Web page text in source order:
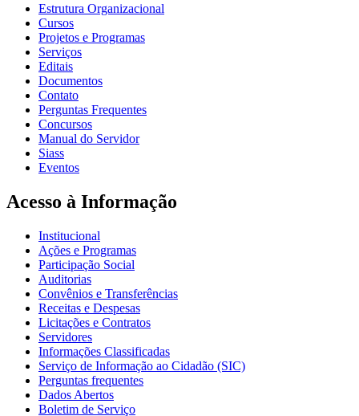
Estrutura Organizacional
Cursos
Projetos e Programas
Serviços
Editais
Documentos
Contato
Perguntas Frequentes
Concursos
Manual do Servidor
Siass
Eventos
Acesso à Informação
Institucional
Ações e Programas
Participação Social
Auditorias
Convênios e Transferências
Receitas e Despesas
Licitações e Contratos
Servidores
Informações Classificadas
Serviço de Informação ao Cidadão (SIC)
Perguntas frequentes
Dados Abertos
Boletim de Serviço